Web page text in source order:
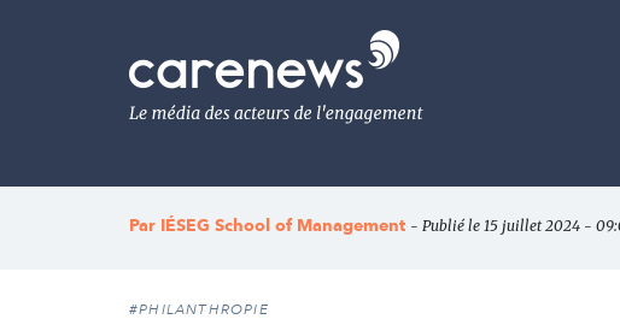
Le
média
de
l'engagement
Par IÉSEG School of Management - Publié le 15 juillet 2024 -
#PHILANTHROPIE